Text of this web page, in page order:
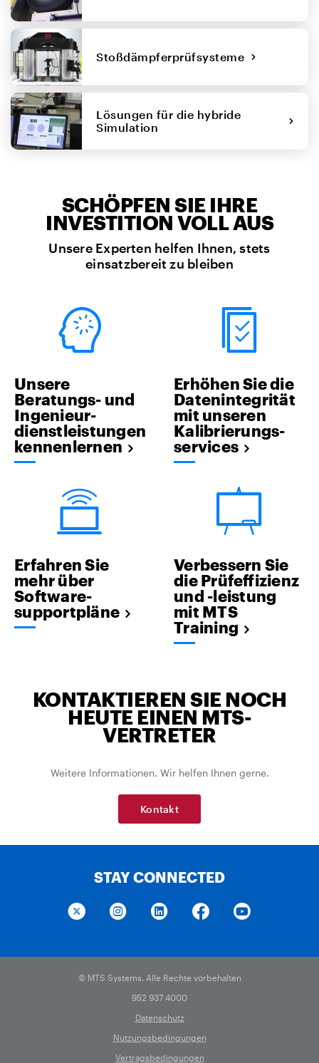
Stoßdämpferprüfsysteme
Lösungen für die hybride
Simulation
SCHÖPFEN SIE IHRE
INVESTITION VOLL AUS
Unsere Experten helfen Ihnen, stets
einsatzbereit zu bleiben
Unsere
Beratungs- und
Ingenieur-
dienstleistungen
kennenlernen
Erhöhen Sie die
Datenintegrität
mit unseren
Kalibrierungs-
services
Erfahren Sie
mehr über
Software-
supportpläne
Verbessern Sie
die Prüfeffizienz
und -leistung
mit MTS
Training
KONTAKTIEREN SIE NOCH
HEUTE EINEN MTS-
VERTRETER
Weitere Informationen. Wir helfen Ihnen gerne.
Kontakt
STAY CONNECTED
© MTS Systems. Alle Rechte vorbehalten
952 937 4000
Datenschutz
Nutzungsbedingungen
Vertragsbedingungen